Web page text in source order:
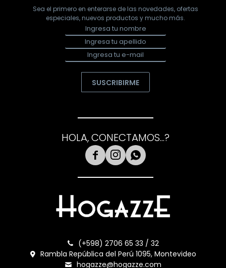
Sea el primero en enterarse de las novedades, ofertas
especiales, nuevos productos y mucho más.
SUSCRIBIRME
HOLA, CONECTAMOS...?
  
(+598) 2706 65 33 / 32
Rambla República del Perú 1095, Montevideo
hogazze@hogazze.com